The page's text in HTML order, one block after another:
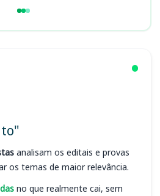
analisam os editais e provas
os temas de maior relevância.
no que realmente cai, sem